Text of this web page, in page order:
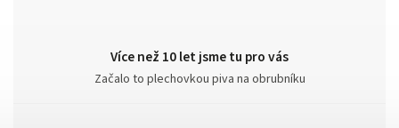
Více než 10 let jsme tu pro vás
Začalo to plechovkou piva na obrubníku